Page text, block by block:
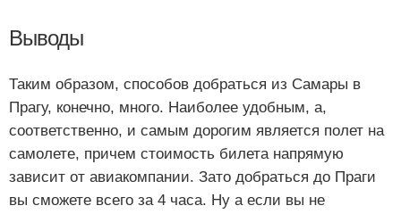
Выводы
Таким образом, способов добраться из Самары в
Прагу, конечно, много. Наиболее удобным, а,
соответственно, и самым дорогим является полет на
самолете, причем стоимость билета напрямую
зависит от авиакомпании. Зато добраться до Праги
вы сможете всего за 4 часа. Ну а если вы не